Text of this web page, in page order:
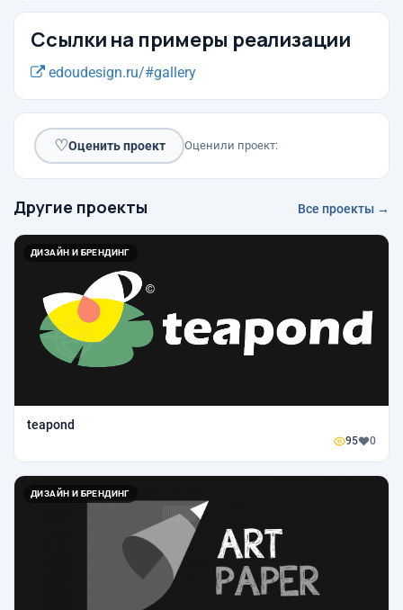
Ссылки на примеры реализации
edoudesign.ru/#gallery
♡Оценить проект Оценили проект:
Другие проекты Все проекты →
ДИЗАЙН И БРЕНДИНГ
teapond
95 0
ДИЗАЙН И БРЕНДИНГ